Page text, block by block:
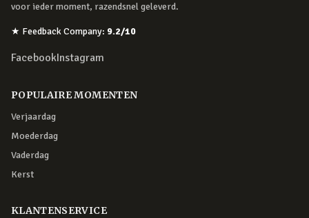
voor ieder moment, razendsnel geleverd.
★ Feedback Company: 9.2/10
FacebookInstagram
POPULAIRE MOMENTEN
Verjaardag
Moederdag
Vaderdag
Kerst
KLANTENSERVICE